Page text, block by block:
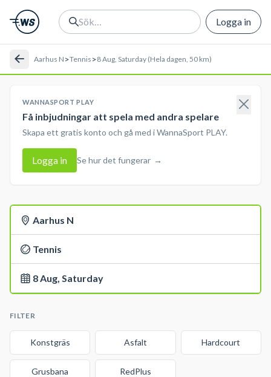
Logga in
Aarhus N >Tennis >8 Aug, Saturday (Hela dagen, 50 km)
WANNASPORT PLAY
Få inbjudningar att spela med andra spelare
Skapa ett gratis konto och gå med i WannaSport PLAY.
Logga in Se hur det fungerar →
Aarhus N
Tennis
8 Aug, Saturday
FILTER
Konstgräs Asfalt Hardcourt
Grusbana RedPlus